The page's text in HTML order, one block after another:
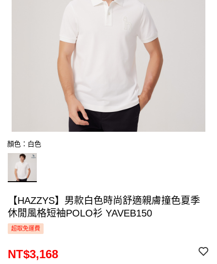
顏色：白色
【HAZZYS】男款白色時尚舒適親膚撞色夏季
休閒風格短袖POLO衫 YAVEB150
超取免運費
NT$3,168